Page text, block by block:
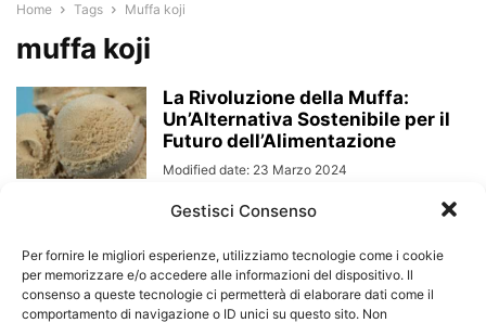
Gestisci Consenso
Per fornire le migliori esperienze, utilizziamo tecnologie come i cookie
per memorizzare e/o accedere alle informazioni del dispositivo. Il
consenso a queste tecnologie ci permetterà di elaborare dati come il
comportamento di navigazione o ID unici su questo sito. Non
Home Tags Muffa koji
muffa koji
La Rivoluzione della Muffa:
Un’Alternativa Sostenibile per il
Futuro dell’Alimentazione
Modified date: 23 Marzo 2024